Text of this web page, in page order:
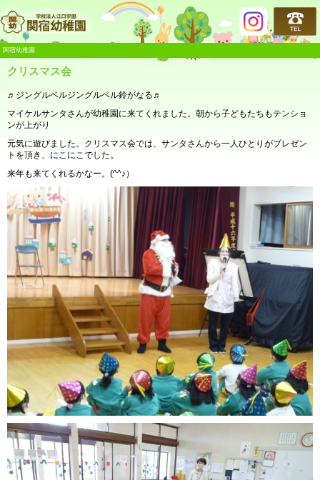
関宿幼稚園
関宿幼稚園
クリスマス会
♬ジングルベルジングルベル鈴がなる♬
マイケルサンタさんが幼稚園に来てくれました。朝から子どもたちもテンショ
ンが上がり
元気に遊びました。クリスマス会では、サンタさんから一人ひとりがプレゼン
トを頂き、にこにこでした。
来年も来てくれるかなー。(^^♪）